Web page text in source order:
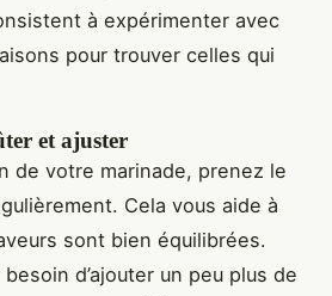
à expérimenter avec
pour trouver celles qui
et ajuster
de votre marinade, prenez le
Cela vous aide à
sont bien équilibrées.
d’ajouter un peu plus de